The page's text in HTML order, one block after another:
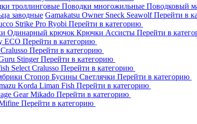
троллинговые Поводки многожильные Поводковый
заводные Gamakatsu Owner Sneck SeawolfПерейти в
Strike Pro Ryobi Перейти в категорию
Одинарный крючок Крючки Ассисты Перейти в
ECO Перейти в категорию
Cralusso Перейти в категорию
StingerПерейти в категорию
Select Cralusso Перейти в категорию
Стопор Бусины Светлячки Перейти в категорию
Korda Liman Fish Перейти в категорию
GearMikado Перейти в категорию
Перейти в категорию